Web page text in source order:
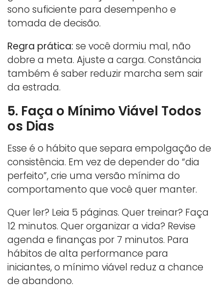
sono suficiente para desempenho e
tomada de decisão.
Regra prática: se você dormiu mal, não
dobre a meta. Ajuste a carga. Constância
também é saber reduzir marcha sem sair
da estrada.
5. Faça o Mínimo Viável Todos
os Dias
Esse é o hábito que separa empolgação de
consistência. Em vez de depender do “dia
perfeito”, crie uma versão mínima do
comportamento que você quer manter.
Quer ler? Leia 5 páginas. Quer treinar? Faça
12 minutos. Quer organizar a vida? Revise
agenda e finanças por 7 minutos. Para
hábitos de alta performance para
iniciantes, o mínimo viável reduz a chance
de abandono.